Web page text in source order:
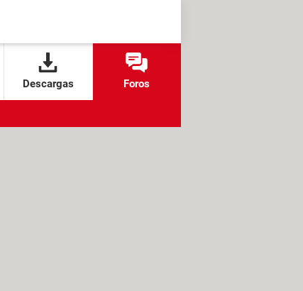
Descargas Foros